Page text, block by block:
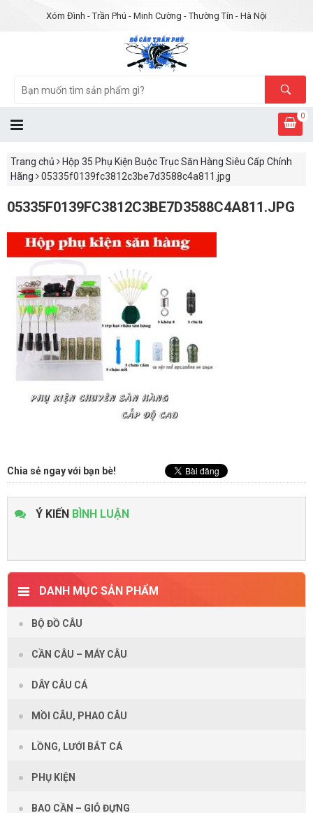
Xóm Đình - Trần Phú - Minh Cường - Thường Tín - Hà Nội
0
Trang chủ
Hộp 35 Phụ Kiện Buộc Trục Săn Hàng Siêu Cấp Chính
Hãng
05335f0139fc3812c3be7d3588c4a811.jpg
05335F0139FC3812C3BE7D3588C4A811.JPG
Chia sẻ ngay với bạn bè!
Ý KIẾN BÌNH LUẬN
DANH MỤC SẢN PHẨM
BỘ ĐỒ CÂU
CẦN CÂU – MÁY CÂU
DÂY CÂU CÁ
MỒI CÂU, PHAO CÂU
LỒNG, LƯỚI BẮT CÁ
PHỤ KIỆN
BAO CẦN – GIỎ ĐỰNG